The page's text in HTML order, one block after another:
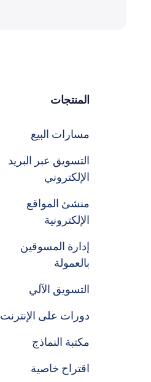
المنتجات
مسارات البيع
التسويق عبر البريد
الإلكتروني
منشئ المواقع
الإلكترونية
إدارة المسوقين
بالعمولة
التسويق الآلي
دورات على الإنترنت
مكتبة النماذج
اقتراح خاصية